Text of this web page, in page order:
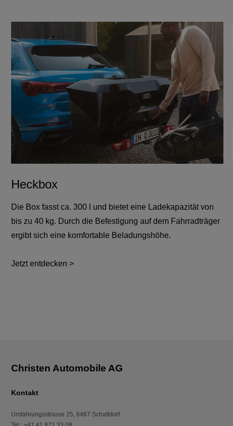
Heckbox
Die Box fasst ca. 300 l und bietet eine Ladekapazität von
bis zu 40 kg. Durch die Befestigung auf dem Fahrradträger
ergibt sich eine komfortable Beladungshöhe.
Jetzt entdecken >
Kontakt
Umfahrungsstrasse 25 6467 Schattdorf